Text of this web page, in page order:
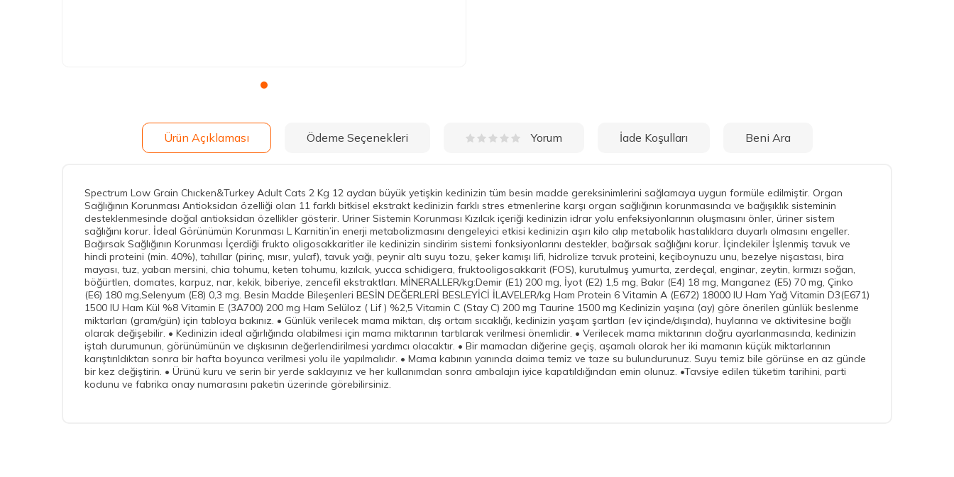
Ürün Açıklaması Ödeme Seçenekleri Yorum İade Koşulları Beni Ara
Spectrum Low Grain Chıcken&Turkey Adult Cats 2 Kg 12 aydan büyük yetişkin kedinizin tüm besin madde gereksinimlerini sağlamaya uygun formüle edilmiştir. Organ
Sağlığının Korunması Antioksidan özelliği olan 11 farklı bitkisel ekstrakt kedinizin farklı stres etmenlerine karşı organ sağlığının korunmasında ve bağışıklık sisteminin
desteklenmesinde doğal antioksidan özellikler gösterir. Uriner Sistemin Korunması Kızılcık içeriği kedinizin idrar yolu enfeksiyonlarının oluşmasını önler, üriner sistem
sağlığını korur. İdeal Görünümün Korunması L Karnitin’in enerji metabolizmasını dengeleyici etkisi kedinizin aşırı kilo alıp metabolik hastalıklara duyarlı olmasını engeller.
Bağırsak Sağlığının Korunması İçerdiği frukto oligosakkaritler ile kedinizin sindirim sistemi fonksiyonlarını destekler, bağırsak sağlığını korur. İçindekiler İşlenmiş tavuk ve
hindi proteini (min. 40%), tahıllar (pirinç, mısır, yulaf), tavuk yağı, peynir altı suyu tozu, şeker kamışı lifi, hidrolize tavuk proteini, keçiboynuzu unu, bezelye nişastası, bira
mayası, tuz, yaban mersini, chia tohumu, keten tohumu, kızılcık, yucca schidigera, fruktooligosakkarit (FOS), kurutulmuş yumurta, zerdeçal, enginar, zeytin, kırmızı soğan,
böğürtlen, domates, karpuz, nar, kekik, biberiye, zencefil ekstraktları. MİNERALLER/kg:Demir (E1) 200 mg, İyot (E2) 1,5 mg, Bakır (E4) 18 mg, Manganez (E5) 70 mg, Çinko
(E6) 180 mg,Selenyum (E8) 0,3 mg. Besin Madde Bileşenleri BESİN DEĞERLERİ BESLEYİCİ İLAVELER/kg Ham Protein 6 Vitamin A (E672) 18000 IU Ham Yağ Vitamin D3(E671)
1500 IU Ham Kül %8 Vitamin E (3A700) 200 mg Ham Selüloz ( Lif ) %2,5 Vitamin C (Stay C) 200 mg Taurine 1500 mg Kedinizin yaşına (ay) göre önerilen günlük beslenme
miktarları (gram/gün) için tabloya bakınız. • Günlük verilecek mama miktarı, dış ortam sıcaklığı, kedinizin yaşam şartları (ev içinde/dışında), huylarına ve aktivitesine bağlı
olarak değişebilir. • Kedinizin ideal ağırlığında olabilmesi için mama miktarının tartılarak verilmesi önemlidir. • Verilecek mama miktarının doğru ayarlanmasında, kedinizin
iştah durumunun, görünümünün ve dışkısının değerlendirilmesi yardımcı olacaktır. • Bir mamadan diğerine geçiş, aşamalı olarak her iki mamanın küçük miktarlarının
karıştırıldıktan sonra bir hafta boyunca verilmesi yolu ile yapılmalıdır. • Mama kabının yanında daima temiz ve taze su bulundurunuz. Suyu temiz bile görünse en az günde
bir kez değiştirin. • Ürünü kuru ve serin bir yerde saklayınız ve her kullanımdan sonra ambalajın iyice kapatıldığından emin olunuz. •Tavsiye edilen tüketim tarihini, parti
kodunu ve fabrika onay numarasını paketin üzerinde görebilirsiniz.